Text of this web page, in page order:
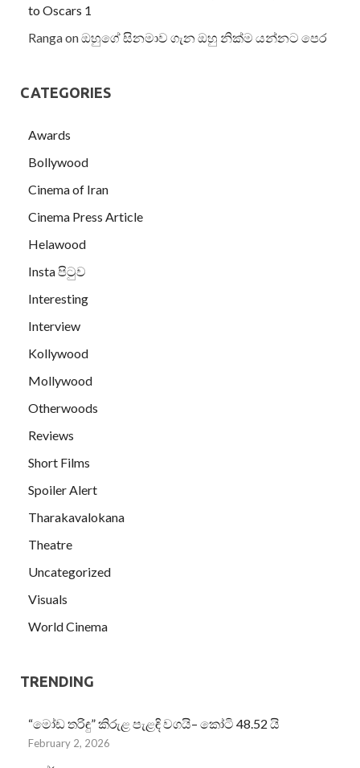
to Oscars 1
Rangaonඔහුගේ සිනමාව ගැන ඔහු නික්ම යන්නට පෙර
CATEGORIES
Awards
Bollywood
Cinema of Iran
Cinema Press Article
Helawood
Insta පිටුව
Interesting
Interview
Kollywood
Mollywood
Otherwoods
Reviews
Short Films
Spoiler Alert
Tharakavalokana
Theatre
Uncategorized
Visuals
World Cinema
TRENDING
“මෝඩ තරිඳු” කිරුළ පැළඳි වගයි– කෝටි 48.52 යි
February 2, 2026